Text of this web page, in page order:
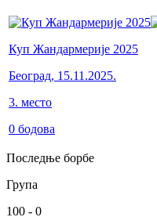
Куп Жандармерије 2025
Београд, 15.11.2025.
3. место
0 бодова
Последње борбе
Група
100 - 0